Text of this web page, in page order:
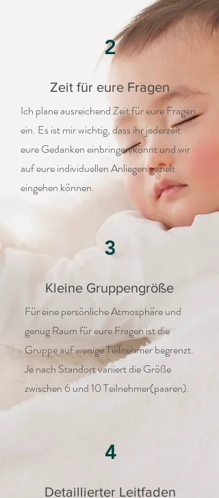
2
Zeit für eure Fragen
Ich plane ausreichend Zeit für eure Fragen
ein. Es ist mir wichtig, dass ihr jederzeit
eure Gedanken einbringen könnt und wir
auf eure individuellen Anliegen gezielt
eingehen können.
3
Kleine Gruppengröße
Für eine persönliche Atmosphäre und
genug Raum für eure Fragen ist die
Gruppe auf wenige Teilnehmer begrenzt.
Je nach Standort variiert die Größe
zwischen 6 und 10 Teilnehmer(paaren).
4
Detaillierter Leitfaden